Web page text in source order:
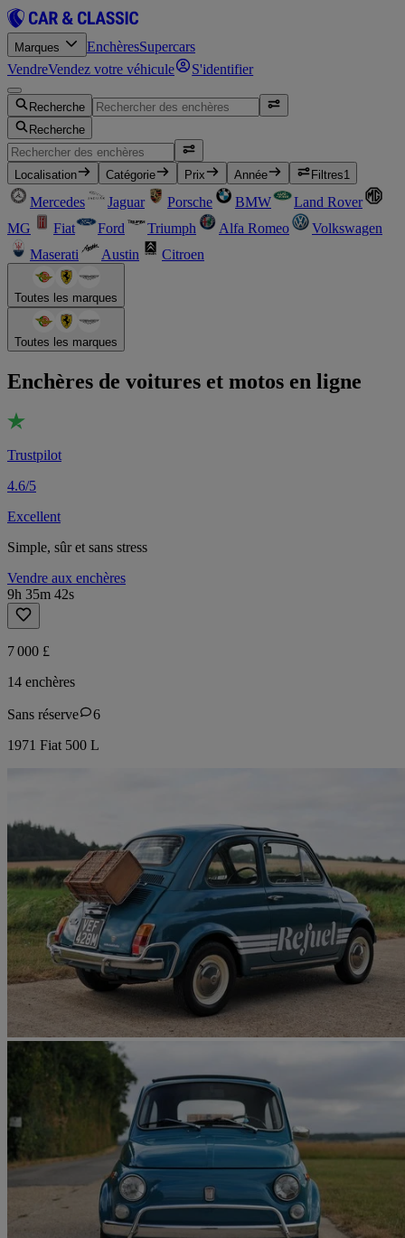
Marques EnchèresSupercars
VendreVendez votre véhicule S'identifier
Recherche
Recherche
Localisation Catégorie Prix Année Filtres1
Mercedes Jaguar Porsche BMW
Land Rover
MG
Fiat Ford Triumph Alfa Romeo
Volkswagen
Maserati
Austin Citroen
Toutes les marques
Toutes les marques
Enchères de voitures et motos en ligne
Trustpilot
4.6/5
Excellent
Simple, sûr et sans stress
Vendre aux enchères
9h 35m 42s
7 000 £
14 enchères
Sans réserve
6
1971 Fiat 500 L